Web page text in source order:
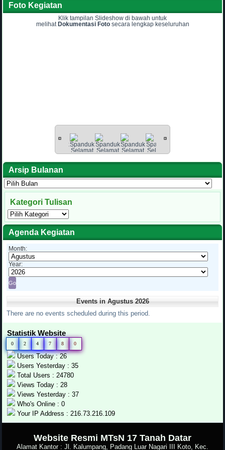
Foto Kegiatan
Klik tampilan Slideshow di bawah untuk
melihat Dokumentasi Fotosecara lengkap keseluruhan
Arsip Bulanan
Arsip
Bulanan
Kategori Tulisan
Kategori
Tulisan
Agenda Kegiatan
Month:
Year:
Events in Agustus 2026
There are no events scheduled during this period.
Statistik Website
0 2 4 7 8 0
Users Today : 26
Users Yesterday : 35
Total Users : 24780
Views Today : 28
Views Yesterday : 37
Who's Online : 0
Your IP Address : 216.73.216.109
Website Resmi MTsN 17 Tanah Datar
Alamat Kantor : Jl. Kalumpang, Padang Luar Nagari III Koto, Kec.